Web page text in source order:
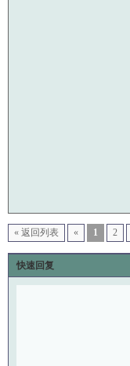
« 返回列表 « 1 2
快速回复